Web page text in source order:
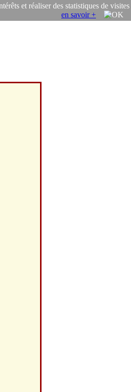
et réaliser des statistiques de visites
en savoir +